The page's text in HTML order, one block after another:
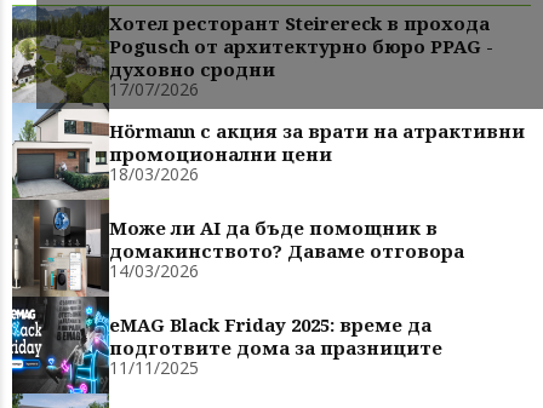
Хотел ресторант Steirereck в прохода
Pogusch от архитектурно бюро PPAG -
духовно сродни
17/07/2026
Hörmann с акция за врати на атрактивни
промоционални цени
18/03/2026
Може ли AI да бъде помощник в
домакинството? Даваме отговора
14/03/2026
eMAG Black Friday 2025: време да
подготвите дома за празниците
11/11/2025